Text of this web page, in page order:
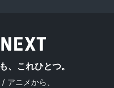
、これひとつ。
アニメから、